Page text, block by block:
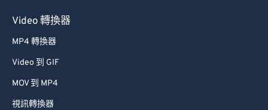
Video 轉換器
MP4 轉換器
Video 到 GIF
MOV 到 MP4
視訊轉換器